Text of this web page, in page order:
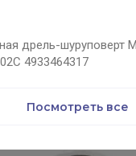
дрель-шуруповерт
4933464317
Посмотреть все